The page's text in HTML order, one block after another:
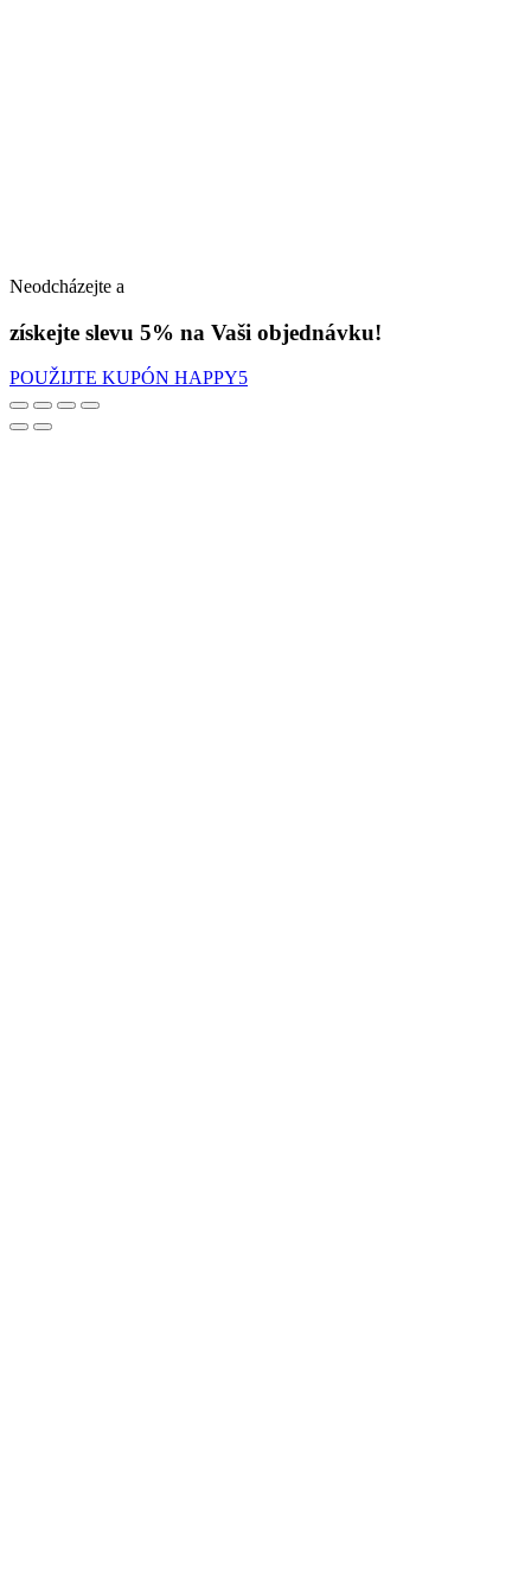
Neodcházejte a
získejte slevu 5% na Vaši objednávku!
POUŽIJTE KUPÓN HAPPY5